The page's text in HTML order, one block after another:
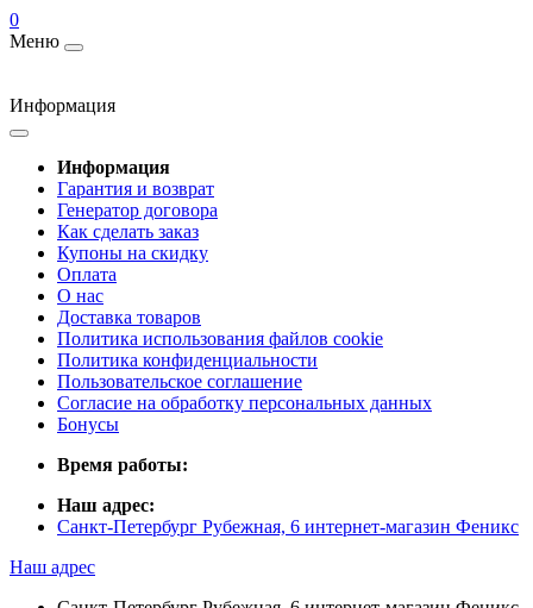
0
Меню
Информация
Информация
Гарантия и возврат
Генератор договора
Как сделать заказ
Купоны на скидку
Оплата
О нас
Доставка товаров
Политика использования файлов cookie
Политика конфиденциальности
Пользовательское соглашение
Согласие на обработку персональных данных
Бонусы
Время работы:
Наш адрес:
Санкт-Петербург Рубежная, 6 интернет-магазин Феникс
Наш адрес